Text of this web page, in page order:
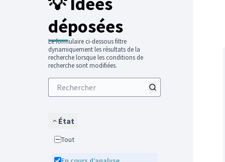
déposées
Le formulaire ci-dessous filtre
dynamiquement les résultats de la
recherche lorsque les conditions de
recherche sont modifiées.
État
Tout